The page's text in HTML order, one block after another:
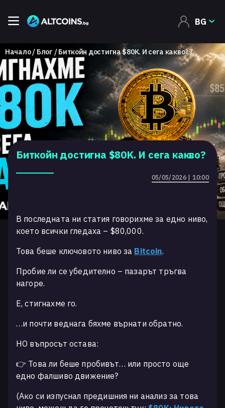
BG
Начало Блог Биткойн достигна $80K. И сега какво?
Биткойн достигна $80K. И сега какво?
05/05/2026 | 10:00
В последната ни статия говорихме за едно ниво,
което всички гледаха – $80,000.
Това беше ключовото ниво за Bitcoin.
Пробие ли се убедително – пазарът тръгва
нагоре.
Е, стигнахме го.
…и почти веднага бяхме върнати обратно.
НО въпросът остава:
👉 Това ли беше пробивът… или просто още
едно фалшиво движение?
(Ако си изпуснал предишния ни анализ за това